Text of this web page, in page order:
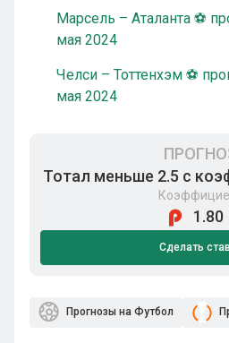
Марсель – Аталанта ⚽
мая 2024
Челси – Тоттенхэм ⚽
мая 2024
Тотал меньше 2.5 с
1.80
Сделать
Прогнозы на Футбол